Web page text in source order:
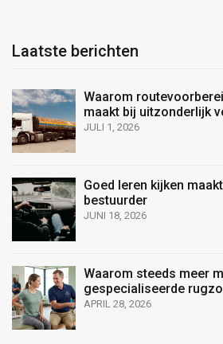
Laatste berichten
Waarom
maakt bij uitzonderlijk
JULI 1, 2026
Goed leren kijken
bestuurder
JUNI 18, 2026
Waarom steeds meer
gespecialiseerde
APRIL 28, 2026